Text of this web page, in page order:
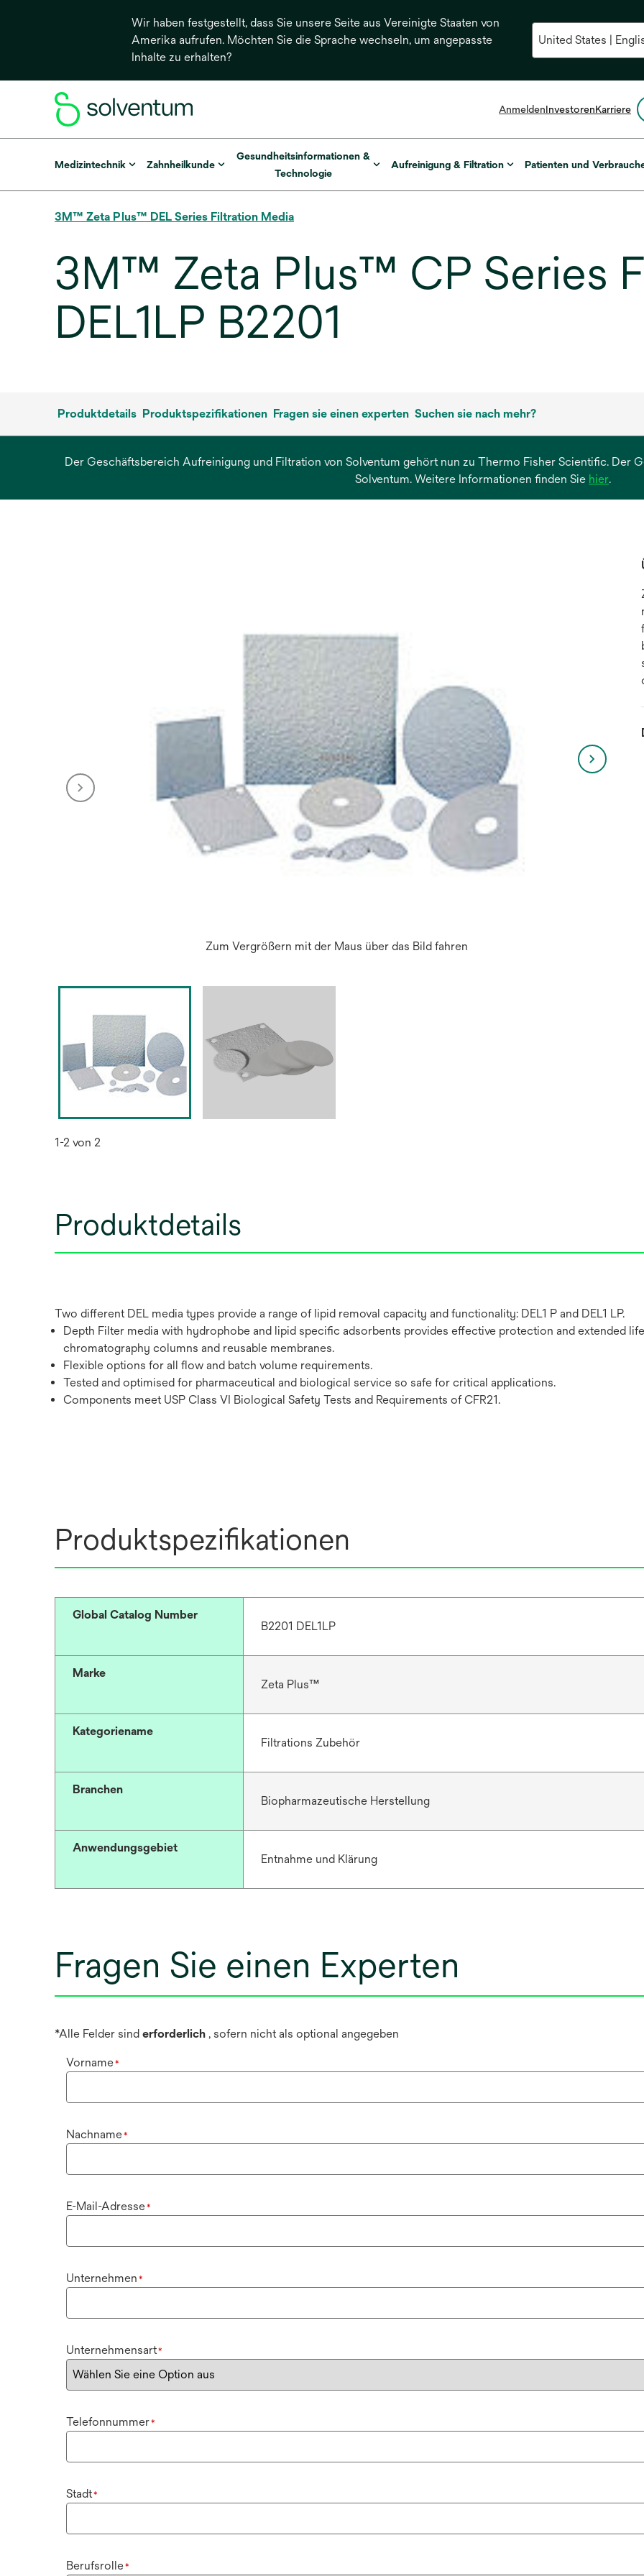
Wir haben festgestellt, dass Sie unsere Seite aus Vereinigte Staaten von
Amerika aufrufen. Möchten Sie die Sprache wechseln, um angepasste
Inhalte zu erhalten?
AnmeldenInvestorenKarriere
Medizintechnik Zahnheilkunde
Gesundheitsinformationen &
Technologie
Aufreinigung & Filtration Patienten und
3M™ Zeta Plus™ DEL Series Filtration Media
3M™ Zeta Plus™ CP Series
DEL1LP B2201
Produktdetails Produktspezifikationen Fragen sie einen experten Suchen sie nach mehr?
Der Geschäftsbereich Aufreinigung und Filtration von Solventum gehört nun zu Thermo Fisher Scientific. Der
Solventum. Weitere Informationen finden Sie hierwird
.
Zum Vergrößern mit der Maus über das Bild fahren
1-2 von 2
Produktdetails
Two different DEL media types provide a range of lipid removal capacity and functionality: DEL1 P and DEL1 LP.
Depth Filter media with hydrophobe and lipid specific adsorbents provides effective protection and extended
chromatography columns and reusable membranes.
Flexible options for all flow and batch volume requirements.
Tested and optimised for pharmaceutical and biological service so safe for critical applications.
Components meet USP Class VI Biological Safety Tests and Requirements of CFR21.
Produktspezifikationen
Global Catalog Number
B2201 DEL1LP
Marke
Zeta Plus™
Kategoriename
Filtrations Zubehör
Branchen
Biopharmazeutische Herstellung
Anwendungsgebiet
Entnahme und Klärung
Fragen Sie einen Experten
*Alle Felder sind erforderlich , sofern nicht als optional angegeben
Vorname*
Nachname*
E-Mail-Adresse*
Unternehmen *
Unternehmensart*
Telefonnummer*
Stadt*
Berufsrolle*